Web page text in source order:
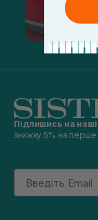
Підпишись на
знижку 5% на
Email